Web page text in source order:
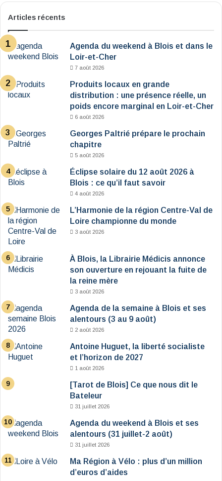
Articles récents
Agenda du weekend à Blois et dans le
Loir-et-Cher
7 août 2026
Produits locaux en grande
distribution : une présence réelle, un
poids encore marginal en Loir-et-Cher
6 août 2026
Georges Paltrié prépare le prochain
chapitre
5 août 2026
Éclipse solaire du 12 août 2026 à
Blois : ce qu’il faut savoir
4 août 2026
L’Harmonie de la région Centre-Val de
Loire championne du monde
3 août 2026
À Blois, la Librairie Médicis annonce
son ouverture en rejouant la fuite de
la reine mère
3 août 2026
Agenda de la semaine à Blois et ses
alentours (3 au 9 août)
2 août 2026
Antoine Huguet, la liberté socialiste
et l’horizon de 2027
1 août 2026
[Tarot de Blois] Ce que nous dit le
Bateleur
31 juillet 2026
Agenda du weekend à Blois et ses
alentours (31 juillet-2 août)
31 juillet 2026
Ma Région à Vélo : plus d’un million
d’euros d’aides